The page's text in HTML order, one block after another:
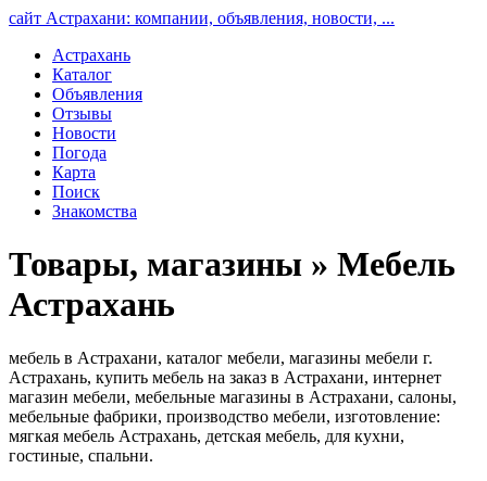
сайт Астрахани: компании, объявления, новости, ...
Астрахань
Каталог
Объявления
Отзывы
Новости
Погода
Карта
Поиск
Знакомства
Товары, магазины » Мебель
Астрахань
мебель в Астрахани, каталог мебели, магазины мебели г.
Астрахань, купить мебель на заказ в Астрахани, интернет
магазин мебели, мебельные магазины в Астрахани, салоны,
мебельные фабрики, производство мебели, изготовление:
мягкая мебель Астрахань, детская мебель, для кухни,
гостиные, спальни.